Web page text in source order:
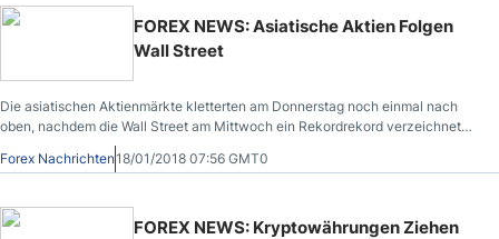
FOREX NEWS: Asiatische Aktien Folgen
Wall Street
Die asiatischen Aktienmärkte kletterten am Donnerstag noch einmal nach
oben, nachdem die Wall Street am Mittwoch ein Rekordrekord verzeichnet
Forex Nachrichten18/01/2018 07:56 GMT0
FOREX NEWS: Kryptowährungen Ziehen